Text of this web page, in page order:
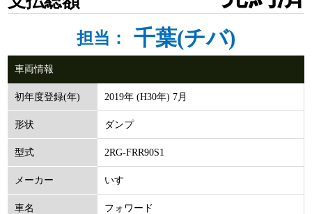
担当： 千葉(チバ)
車両情報
初年度登録(年) 2019年 (H30年) 7月
形状 ダンプ
型式 2RG-FRR90S1
メーカー いすゞ
車名 フォワード